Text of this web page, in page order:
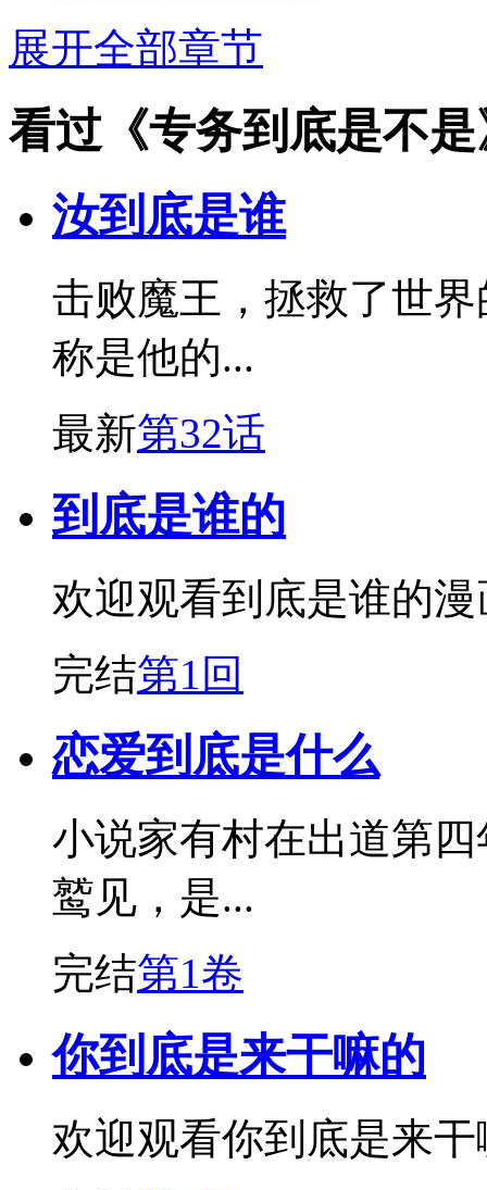
展开全部章节
看过《专务到底是不
汝到底是谁
击败魔王，拯救了世
称是他的...
最新第32话
到底是谁的
欢迎观看到底是谁的漫
完结第1回
恋爱到底是什么
小说家有村在出道第
鹫见，是...
完结第1卷
你到底是来干嘛的
欢迎观看你到底是来